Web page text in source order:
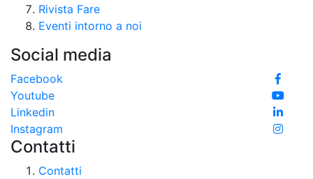
Rivista Fare
Eventi intorno a noi
Social media
Facebook
Youtube
Linkedin
Instagram
Contatti
Contatti